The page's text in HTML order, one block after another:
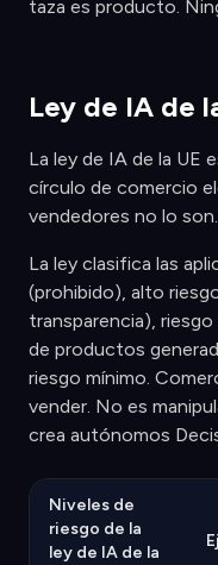
taza es producto.
Ley de IA de
La ley de IA de la UE
círculo de comercio
vendedores no lo
La ley clasifica las
(prohibido), alto
transparencia),
de productos
riesgo mínimo.
vender. No es
crea autónomos
Niveles de
riesgo de la
ley de IA de la